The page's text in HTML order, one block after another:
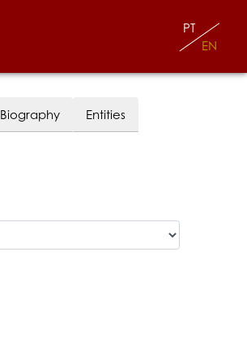
EN
PT
Biography Entities